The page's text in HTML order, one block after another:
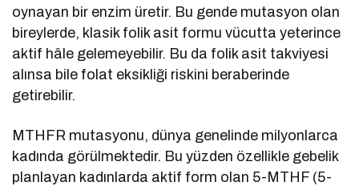
oynayan bir enzim üretir. Bu gende mutasyon olan
bireylerde, klasik folik asit formu vücutta yeterince
aktif hâle gelemeyebilir. Bu da folik asit takviyesi
alınsa bile folat eksikliği riskini beraberinde
getirebilir.
MTHFR mutasyonu, dünya genelinde milyonlarca
kadında görülmektedir. Bu yüzden özellikle gebelik
planlayan kadınlarda aktif form olan 5-MTHF (5-